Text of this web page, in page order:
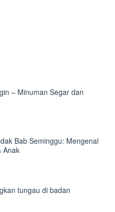
– Minuman Segar dan
Bab Seminggu: Mengenal
Anak
tungau di badan